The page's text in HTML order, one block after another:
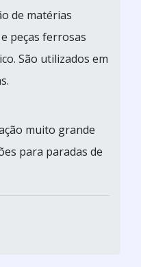
de matérias
peças ferrosas
São utilizados em
muito grande
para paradas de